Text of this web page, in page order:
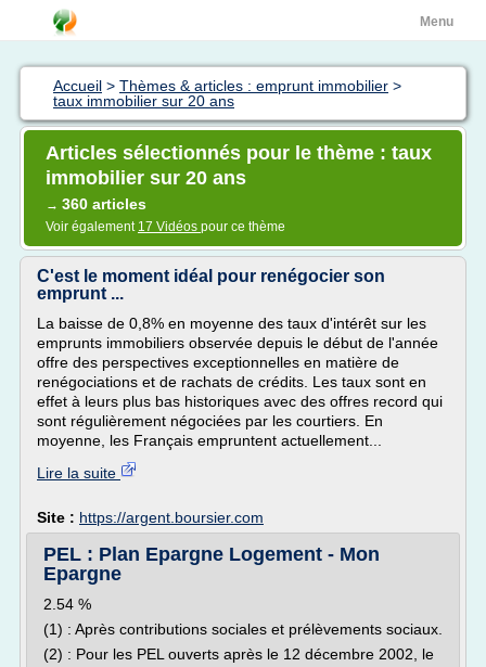
Menu
Accueil > Thèmes & articles : emprunt immobilier >
taux immobilier sur 20 ans
Articles sélectionnés pour le thème : taux
immobilier sur 20 ans
→ 360 articles
Voir également 17 Vidéos pour ce thème
C'est le moment idéal pour renégocier son
emprunt ...
La baisse de 0,8% en moyenne des taux d'intérêt sur les
emprunts immobiliers observée depuis le début de l'année
offre des perspectives exceptionnelles en matière de
renégociations et de rachats de crédits. Les taux sont en
effet à leurs plus bas historiques avec des offres record qui
sont régulièrement négociées par les courtiers. En
moyenne, les Français empruntent actuellement...
Lire la suite
Site : https://argent.boursier.com
PEL : Plan Epargne Logement - Mon
Epargne
2.54 %
(1) : Après contributions sociales et prélèvements sociaux.
(2) : Pour les PEL ouverts après le 12 décembre 2002, le